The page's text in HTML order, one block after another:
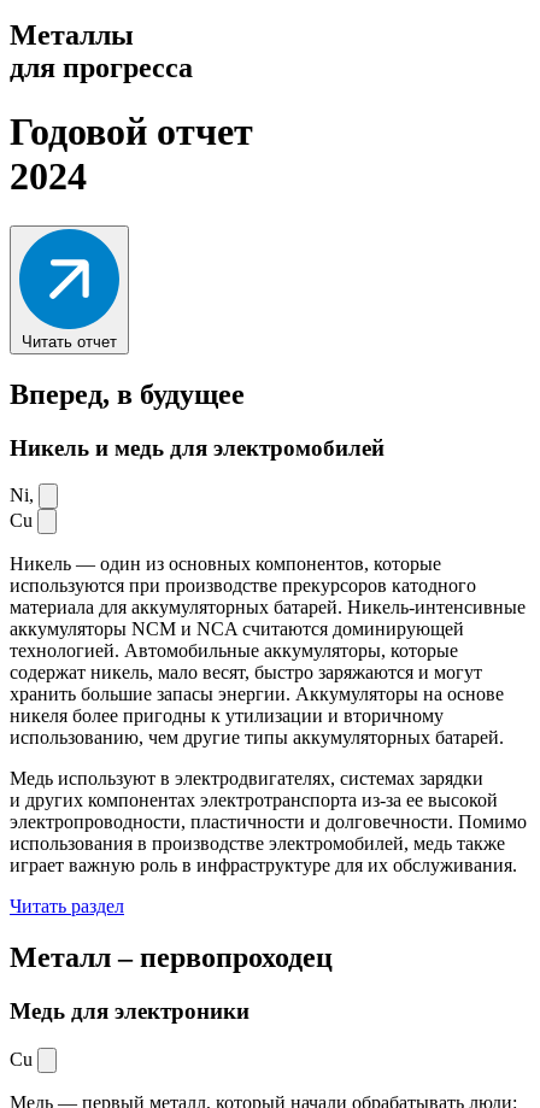
Металлы
для прогресса
Годовой отчет
2024
Читать отчет
Вперед, в будущее
Никель и медь для электромобилей
Ni,
Cu
Никель — один из основных компонентов, которые
используются при производстве прекурсоров катодного
материала для аккумуляторных батарей. Никель-интенсивные
аккумуляторы NCM и NCA считаются доминирующей
технологией. Автомобильные аккумуляторы, которые
содержат никель, мало весят, быстро заряжаются и могут
хранить большие запасы энергии. Аккумуляторы на основе
никеля более пригодны к утилизации и вторичному
использованию, чем другие типы аккумуляторных батарей.
Медь используют в электродвигателях, системах зарядки
и других компонентах электротранспорта из-за ее высокой
электропроводности, пластичности и долговечности. Помимо
использования в производстве электромобилей, медь также
играет важную роль в инфраструктуре для их обслуживания.
Читать раздел
Металл –первопроходец
Медь для электроники
Cu
Медь — первый металл, который начали обрабатывать люди: